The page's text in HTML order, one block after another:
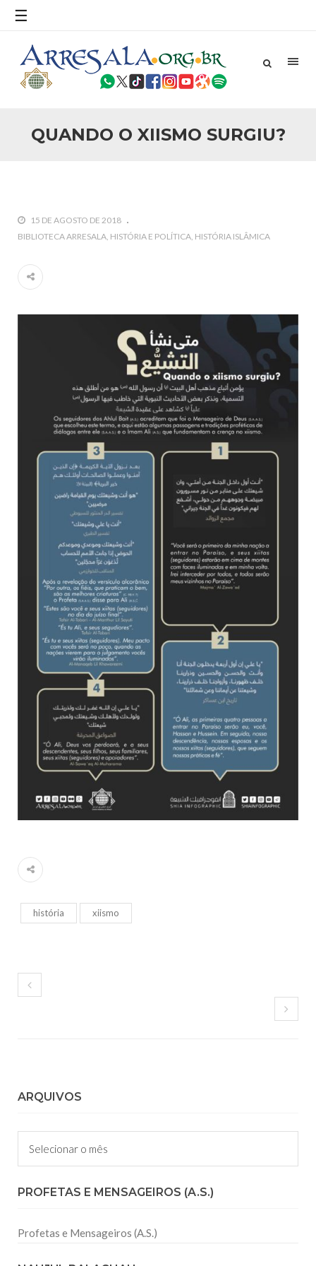
☰
QUANDO O XIISMO SURGIU?
Conflito
Por: Ahmed Ismail Introdução O presente artigo resume as
principais considerações do autor sobre os atentados de 11
25 DE SETEMBRO DE 2010
5 DE NOVEMBRO DE 2013
Em nome de Deus, O Clemente, O Misericordioso! O Centro
Islâmico no Brasil parabeniza a nação islâmica pela chegada
no ano novo muçulmano de 1435 Hejrita. Desejamos a
10 DE NOVEMBRO DE 2013
Falecimento do Imam Ali Ibn Al-Hussein
Em nome de Deus, o Clemente, o Misericordioso! Diante da
data em que relembramos o martírio do quarto Imam dos
muçulmanos, o Imam Ali Ibn Al-Hussein Ibn Ali Ibn Abi Táleb
(A.S.), conhecido por “Zein Al-Ábidin” (Formosura
3 DE JULHO DE 2014
Centro Islâmico no Brasil recebe o ex-
ministro das Relações Exteriores da
República Islâmica do Irã
Na noite da quinta-feira, 03 de Abril, o Centro Islâmico no
Brasil recebeu em sua sede, em São Paulo, o ex-ministro das
Relações Exteriores da República Islâmica do Irã, Sr. Kamal
Kharrazi, que encontra-se visitando
15 DE AGOSTO DE 2018
BIBLIOTECA ARRESALA HISTÓRIA E POLÍTICA HISTÓRIA ISLÂMICA
história xiismo
ARQUIVOS
Arquivos
PROFETAS E MENSAGEIROS (A.S.)
Profetas e Mensageiros (A.S.)